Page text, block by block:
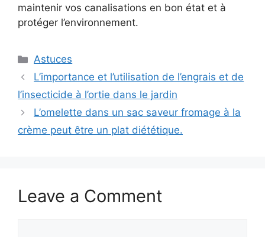
maintenir vos canalisations en bon état et à
protéger l’environnement.
Categories
Astuces
L’importance et l’utilisation de l’engrais et de
l’insecticide à l’ortie dans le jardin
L’omelette dans un sac saveur fromage à la
crème peut être un plat diététique.
Leave a Comment